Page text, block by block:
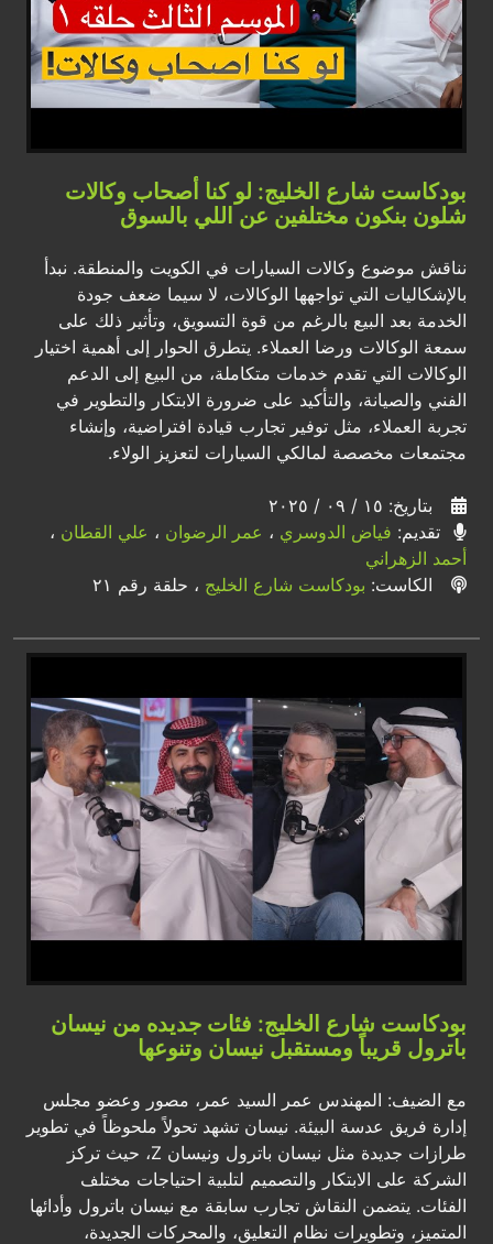
بودكاست شارع الخليج: لو كنا أصحاب وكالات
شلون بنكون مختلفين عن اللي بالسوق
نناقش موضوع وكالات السيارات في الكويت والمنطقة. نبدأ
بالإشكاليات التي تواجهها الوكالات، لا سيما ضعف جودة
الخدمة بعد البيع بالرغم من قوة التسويق، وتأثير ذلك على
سمعة الوكالات ورضا العملاء. يتطرق الحوار إلى أهمية اختيار
الوكالات التي تقدم خدمات متكاملة، من البيع إلى الدعم
الفني والصيانة، والتأكيد على ضرورة الابتكار والتطوير في
تجربة العملاء، مثل توفير تجارب قيادة افتراضية، وإنشاء
مجتمعات مخصصة لمالكي السيارات لتعزيز الولاء.
بتاريخ: ١٥ / ٠٩ / ٢٠٢٥
تقديم: فياض الدوسري ، عمر الرضوان ، علي القطان ،
أحمد الزهراني
الكاست: بودكاست شارع الخليج ، حلقة رقم ٢١
بودكاست شارع الخليج: فئات جديده من نيسان
باترول قريباً ومستقبل نيسان وتنوعها
مع الضيف: المهندس عمر السيد عمر، مصور وعضو مجلس
إدارة فريق عدسة البيئة. نيسان تشهد تحولاً ملحوظاً في تطوير
طرازات جديدة مثل نيسان باترول ونيسان Z، حيث تركز
الشركة على الابتكار والتصميم لتلبية احتياجات مختلف
الفئات. يتضمن النقاش تجارب سابقة مع نيسان باترول وأدائها
المتميز، وتطويرات نظام التعليق، والمحركات الجديدة،